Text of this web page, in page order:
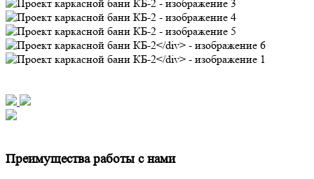
Преимущества работы с нами